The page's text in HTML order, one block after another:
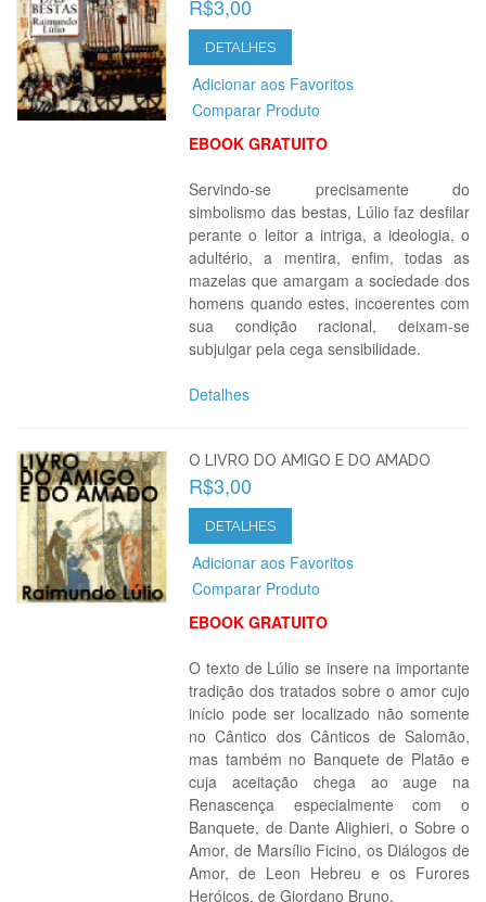
R$3,00
DETALHES
Adicionar aos Favoritos
Comparar Produto
EBOOK GRATUITO
Servindo-se precisamente do
simbolismo das bestas, Lúlio faz desfilar
perante o leitor a intriga, a ideologia, o
adultério, a mentira, enfim, todas as
mazelas que amargam a sociedade dos
homens quando estes, incoerentes com
sua condição racional, deixam-se
subjulgar pela cega sensibilidade.
Detalhes
O LIVRO DO AMIGO E DO AMADO
R$3,00
DETALHES
Adicionar aos Favoritos
Comparar Produto
EBOOK GRATUITO
O texto de Lúlio se insere na importante
tradição dos tratados sobre o amor cujo
início pode ser localizado não somente
no Cântico dos Cânticos de Salomão,
mas também no Banquete de Platão e
cuja aceitação chega ao auge na
Renascença especialmente com o
Banquete, de Dante Alighieri, o Sobre o
Amor, de Marsílio Ficino, os Diálogos de
Amor, de Leon Hebreu e os Furores
Heróicos, de Giordano Bruno.